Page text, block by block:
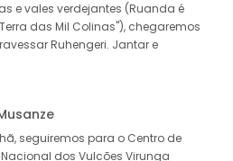
e vales verdejantes (Ruanda é
das Mil Colinas"), chegaremos
Ruhengeri. Jantar e
seguiremos para o Centro de
dos Vulcões Virunga